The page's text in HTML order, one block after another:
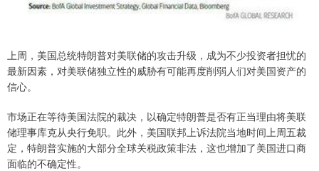
上周，美国总统特朗普对美联储的攻击升级，成为不少投资者担忧的
最新因素，对美联储独立性的威胁有可能再度削弱人们对美国资产的
信心。
市场正在等待美国法院的裁决，以确定特朗普是否有正当理由将美联
储理事库克从央行免职。此外，美国联邦上诉法院当地时间上周五裁
定，特朗普实施的大部分全球关税政策非法，这也增加了美国进口商
面临的不确定性。